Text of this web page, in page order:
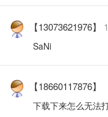
【13073621976】
SaNi
【18660117876】
下载下来怎么无法